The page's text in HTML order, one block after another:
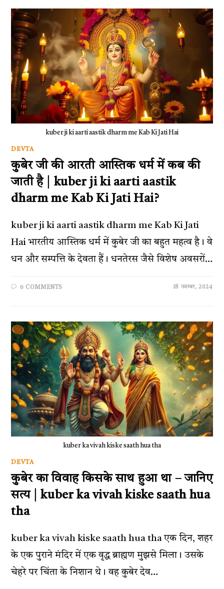
kuber ji ki aarti aastik dharm me Kab Ki Jati Hai
DEVTA
कुबेर जी की आरती आस्तिक धर्म में कब की
जाती है | kuber ji ki aarti aastik
dharm me Kab Ki Jati Hai?
kuber ji ki aarti aastik dharm me Kab Ki Jati
Hai भारतीय आस्तिक धर्म में कुबेर जी का बहुत महत्व है। वे
धन और सम्पत्ति के देवता हैं। धनतेरस जैसे विशेष अवसरों…
0 COMMENTS 18 नवम्बर, 2024
kuber ka vivah kiske saath hua tha
DEVTA
कुबेर का विवाह किसके साथ हुआ था – जानिए
सत्य | kuber ka vivah kiske saath hua
tha
kuber ka vivah kiske saath hua tha एक दिन, शहर
के एक पुराने मंदिर में एक वृद्ध ब्राह्मण मुझसे मिला। उसके
चेहरे पर चिंता के निशान थे। वह कुबेर देव…